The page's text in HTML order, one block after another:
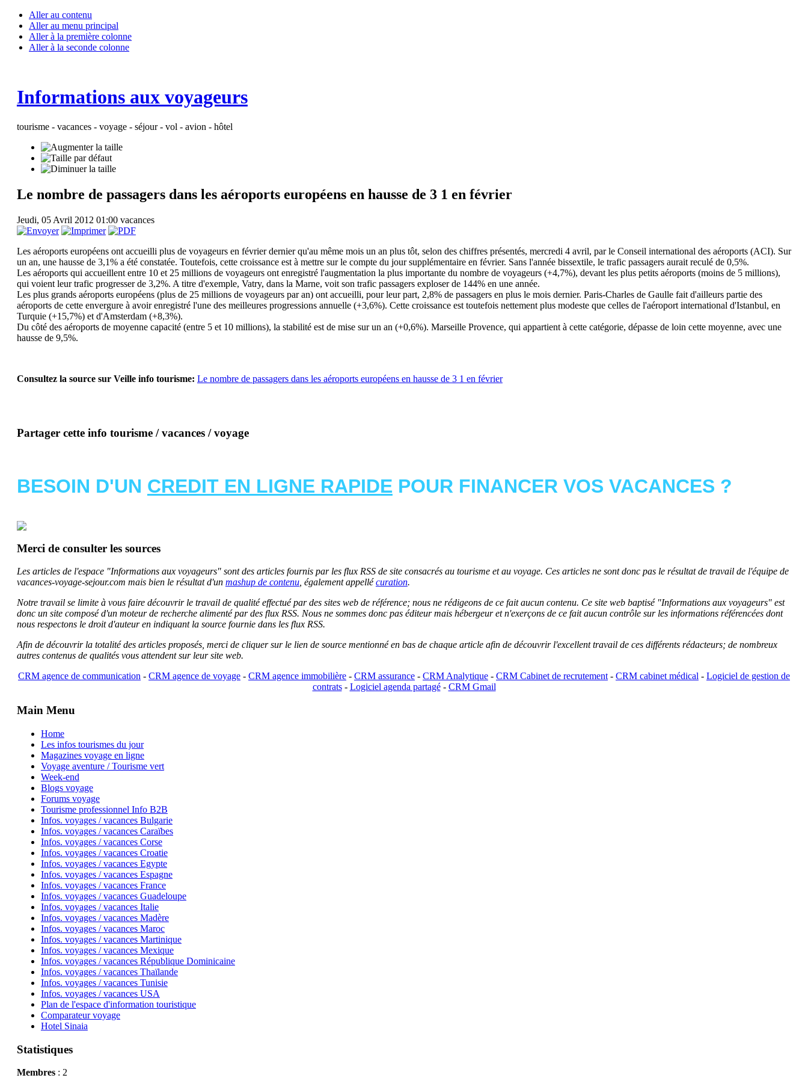
Aller au contenu
Aller au menu principal
Aller à la première colonne
Aller à la seconde colonne
Informations aux voyageurs
tourisme - vacances - voyage - séjour - vol - avion - hôtel
Le nombre de passagers dans les aéroports européens en hausse de 3 1 en février
Jeudi, 05 Avril 2012 01:00 vacances
Les aéroports européens ont accueilli plus de voyageurs en février dernier qu'au même mois un an plus tôt, selon des chiffres présentés, mercredi 4 avril, par le Conseil international des aéroports (ACI). Sur
un an, une hausse de 3,1% a été constatée. Toutefois, cette croissance est à mettre sur le compte du jour supplémentaire en février. Sans l'année bissextile, le trafic passagers aurait reculé de 0,5%.
Les aéroports qui accueillent entre 10 et 25 millions de voyageurs ont enregistré l'augmentation la plus importante du nombre de voyageurs (+4,7%), devant les plus petits aéroports (moins de 5 millions),
qui voient leur trafic progresser de 3,2%. A titre d'exemple, Vatry, dans la Marne, voit son trafic passagers exploser de 144% en une année.
Les plus grands aéroports européens (plus de 25 millions de voyageurs par an) ont accueilli, pour leur part, 2,8% de passagers en plus le mois dernier. Paris-Charles de Gaulle fait d'ailleurs partie des
aéroports de cette envergure à avoir enregistré l'une des meilleures progressions annuelle (+3,6%). Cette croissance est toutefois nettement plus modeste que celles de l'aéroport international d'Istanbul, en
Turquie (+15,7%) et d'Amsterdam (+8,3%).
Du côté des aéroports de moyenne capacité (entre 5 et 10 millions), la stabilité est de mise sur un an (+0,6%). Marseille Provence, qui appartient à cette catégorie, dépasse de loin cette moyenne, avec une
hausse de 9,5%.
Consultez la source sur Veille info tourisme: Le nombre de passagers dans les aéroports européens en hausse de 3 1 en février
Partager cette info tourisme / vacances / voyage
BESOIN D'UN CREDIT EN LIGNE RAPIDE POUR FINANCER VOS VACANCES ?
Merci de consulter les sources
Les articles de l'espace "Informations aux voyageurs" sont des articles fournis par les flux RSS de site consacrés au tourisme et au voyage. Ces articles ne sont donc pas le résultat de travail de l'équipe de
vacances-voyage-sejour.com mais bien le résultat d'un mashup de contenu, également appellécuration.
Notre travail se limite à vous faire découvrir le travail de qualité effectué par des sites web de référence; nous ne rédigeons de ce fait aucun contenu. Ce site web baptisé "Informations aux voyageurs" est
donc un site composé d'un moteur de recherche alimenté par des flux RSS. Nous ne sommes donc pas éditeur mais hébergeur et n'exerçons de ce fait aucun contrôle sur les informations référencées dont
nous respectons le droit d'auteur en indiquant la source fournie dans les flux RSS.
Afin de découvrir la totalité des articles proposés, merci de cliquer sur le lien de source mentionné en bas de chaque article afin de découvrir l'excellent travail de ces différents rédacteurs; de nombreux
autres contenus de qualités vous attendent sur leur site web.
CRM agence de communication - CRM agence de voyage - CRM agence immobilière - CRM assurance - CRM Analytique - CRM Cabinet de recrutement- CRM cabinet médical - Logiciel de gestion de
contrats- Logiciel agenda partagé- CRM Gmail
Main Menu
Home
Les infos tourismes du jour
Magazines voyage en ligne
Voyage aventure / Tourisme vert
Week-end
Blogs voyage
Forums voyage
Tourisme professionnel Info B2B
Infos. voyages / vacances Bulgarie
Infos. voyages / vacances Caraïbes
Infos. voyages / vacances Corse
Infos. voyages / vacances Croatie
Infos. voyages / vacances Egypte
Infos. voyages / vacances Espagne
Infos. voyages / vacances France
Infos. voyages / vacances Guadeloupe
Infos. voyages / vacances Italie
Infos. voyages / vacances Madère
Infos. voyages / vacances Maroc
Infos. voyages / vacances Martinique
Infos. voyages / vacances Mexique
Infos. voyages / vacances République Dominicaine
Infos. voyages / vacances Thaïlande
Infos. voyages / vacances Tunisie
Infos. voyages / vacances USA
Plan de l'espace d'information touristique
Comparateur voyage
Hotel Sinaia
Statistiques
Membres: 2